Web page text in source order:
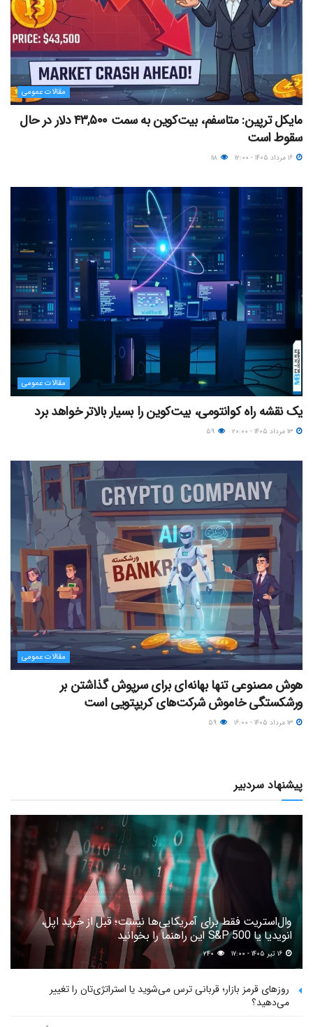
مقالات عمومی
مایکل ترپین: متاسفم، بیت‌کوین به سمت ۴۳,۵۰۰ دلار در حال
سقوط است
مقالات عمومی
یک نقشه راه کوانتومی، بیت‌کوین را بسیار بالاتر خواهد برد
مقالات عمومی
هوش مصنوعی تنها بهانه‌ای برای سرپوش گذاشتن بر
ورشکستگی خاموش شرکت‌های کریپتویی است
پیشنهاد سردبیر
وال‌استریت فقط برای آمریکایی‌ها نیست؛ قبل از خرید اپل،
انویدیا یا S&P 500 این راهنما را بخوانید
۲۴۰
روزهای قرمز بازار؛ قربانی ترس می‌شوید یا استراتژی‌تان را تغییر
می‌دهید؟